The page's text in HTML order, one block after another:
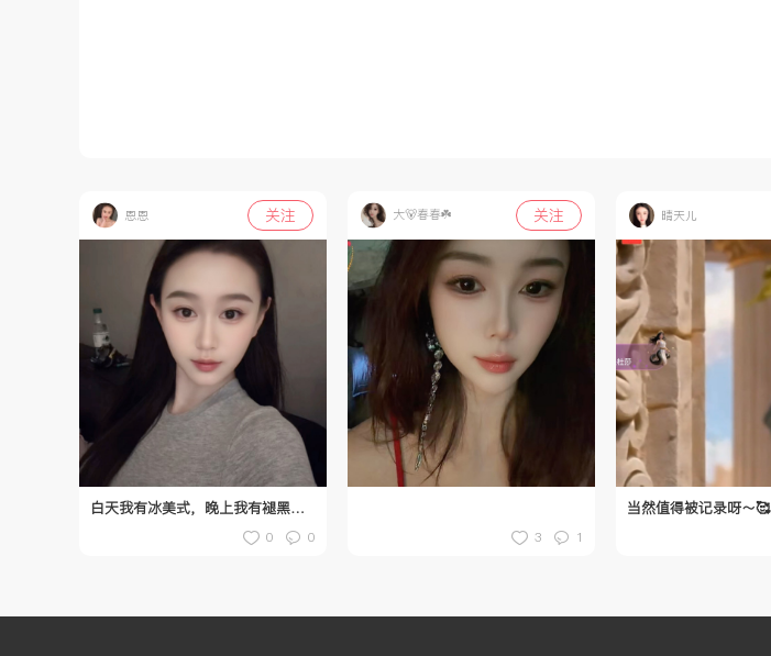
恩恩 关注
白天我有冰美式，晚上我有褪黑素，自己把生活照顾的妥妥贴贴，好像也不缺什么了！❤️
0 0
大🐻春春☘️ 关注
3 1
晴天儿
当然值得被记录呀～🥰